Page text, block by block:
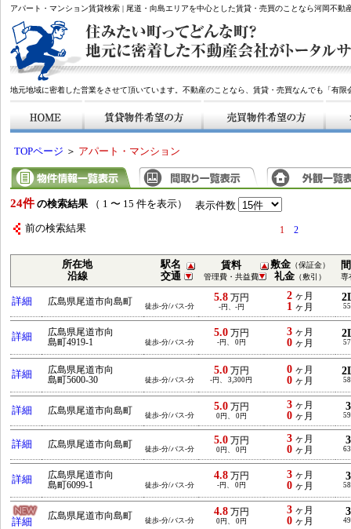
アパート・マンション賃貸検索 | 尾道・向島エリアを中心とした賃貸・売買のことなら河岡不動
地元地域に密着した営業をさせて頂いています。不動産のことなら、賃貸・売買なんでも「有
TOPページ ＞ アパート・マンション
24件 の検索結果 （ 1 〜 15 件を表示） 表示件数
前の検索結果 1 2
所在地
沿線
駅名
交通
賃料
管理費・共益費
敷金（保証金）
礼金（敷引） 専
詳細 広島県尾道市向島町 徒歩-分/バス-分
5.8万円
-円、-円
2ヶ月
1 ヶ月
詳細
広島県尾道市向
島町4919-1
徒歩-分/バス-分
5.0万円
-円、 0円
3ヶ月
0ヶ月
詳細
広島県尾道市向
島町5600-30
徒歩-分/バス-分
5.0万円
-円、 3,300円
0ヶ月
0ヶ月
詳細 広島県尾道市向島町 徒歩-分/バス-分
5.0万円
0円、 0円
3ヶ月
0ヶ月
詳細 広島県尾道市向島町 徒歩-分/バス-分
5.0万円
0円、 0円
3ヶ月
0ヶ月
詳細
広島県尾道市向
島町6099-1
徒歩-分/バス-分
4.8万円
-円、 0円
3ヶ月
0ヶ月
詳細
広島県尾道市向島町 徒歩-分/バス-分
4.8万円
0円、 0円
3ヶ月
0ヶ月